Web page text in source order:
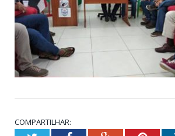
COMPARTILHAR: